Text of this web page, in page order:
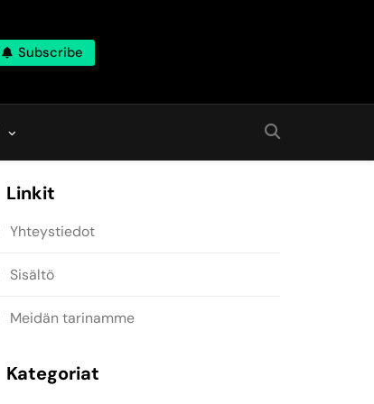
Subscribe
Linkit
Yhteystiedot
Sisältö
Meidän tarinamme
Kategoriat